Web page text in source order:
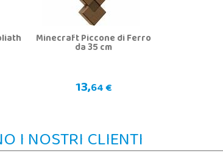
Minecraft Piccone di Ferro
da 35 cm
13,64 €
I NOSTRI CLIENTI